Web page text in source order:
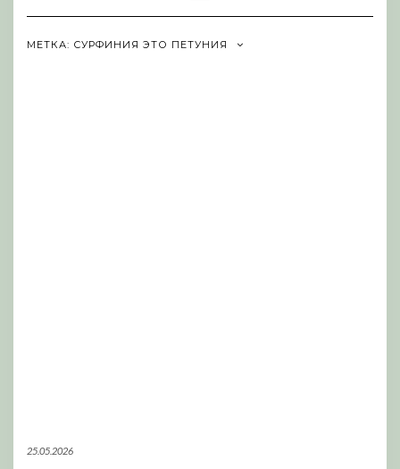
Navigation
МЕТКА: СУРФИНИЯ ЭТО ПЕТУНИЯ
25.05.2026